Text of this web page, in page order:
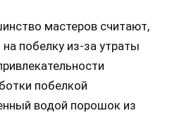
мастеров считают,
побелку из-за утраты
побелкой
водой порошок из